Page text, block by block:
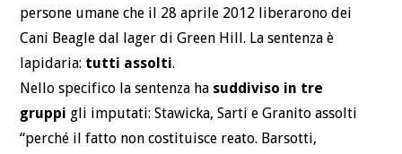
CONTATTI
persone umane che il 28 aprile 2012 liberarono dei
Cani Beagle dal lager di Green Hill. La sentenza è
lapidaria: tutti assolti.
Nello specifico la sentenza ha suddiviso in tre
gruppi gli imputati: Stawicka, Sarti e Granito assolti
“perché il fatto non costituisce reato. Barsotti,